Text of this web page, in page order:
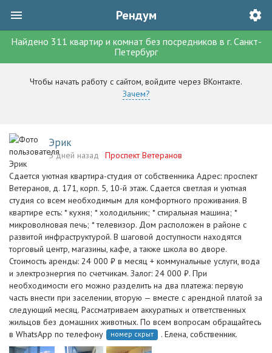
Рендум
Найдено 311 квартир и комнат без посредников в г. Санкт-
Петербург
Чтобы начать работу с сайтом, войдите через ВКонтакте.
Зачем?
Эрик
5 дней назад
Проспект Ветеранов
Сдается уютная квартира-студия от собственника Адрес: проспект
Ветеранов, д. 171, корп. 5, 10-й этаж. Сдается светлая и уютная
студия со всем необходимым для комфортного проживания. В
квартире есть: * кухня; * холодильник; * стиральная машина; *
микроволновая печь; * телевизор. Дом расположен в районе с
развитой инфраструктурой. В шаговой доступности находятся
торговый центр, магазины, кафе, а также школа во дворе.
Стоимость аренды: 24 000 ₽ в месяц + коммунальные услуги, вода
и электроэнергия по счетчикам. Залог: 24 000 ₽. При
необходимости его можно разделить на два платежа: первую
часть внести при заселении, вторую — вместе с арендной платой за
следующий месяц. Рассматриваем аккуратных и ответственных
жильцов без домашних животных. По всем вопросам обращайтесь
в WhatsApp по телефону
номер скрыт . Елена, собственник.